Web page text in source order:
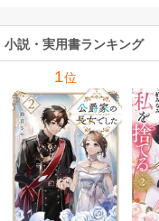
小説・実用書ランキング
1位